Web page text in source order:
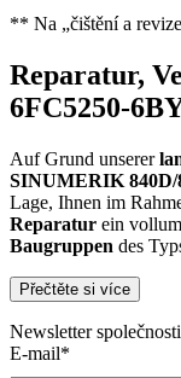
** Na „čištění a
Reparatur,
6FC5250-
Auf Grund unserer
SINUMERIK 840D/
Lage, Ihnen im
Reparatur ein
Baugruppen des
Dies unterscheidet
konventionellen
Přečtěte si více
Newsletter
E-mail*